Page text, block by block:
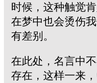
时候，这种触觉
在梦中也会烫伤
有差别。
在此处，名言中
存在，这样一来